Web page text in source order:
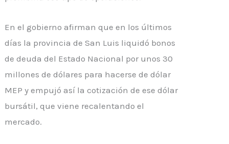
En el gobierno afirman que en los últimos
días la provincia de San Luis liquidó bonos
de deuda del Estado Nacional por unos 30
millones de dólares para hacerse de dólar
MEP y empujó así la cotización de ese dólar
bursátil, que viene recalentando el
mercado.